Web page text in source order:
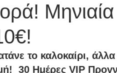
Μηνιαία
το καλοκαίρι, άλλα
30 Ημέρες VIP